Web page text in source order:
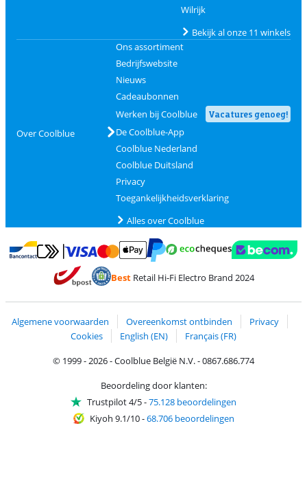
Wilrijk
Bekijk al onze 11 winkels
Over Coolblue
Ons assortiment
Bedrijfswebsite
Nieuws
Cadeaubonnen
Werken bij Coolblue
Vacatures genoeg!
De Coolblue-App
Coolblue Nederland
Coolblue Duitsland
Privacy
Toegankelijkheidsverklaring
Alles over Coolblue
Betalen met Bancontact
Betalen met MasterCard en Visa via ClickToPay
Betalen met PayPal
BestRetail Hi-Fi Electro Brand 2024
Algemene voorwaarden Overeenkomst ontbinden
Privacy
Cookies
English (EN)
Français (FR)
© 1999 - 2026 - Coolblue België N.V. - 0867.686.774
Beoordeling door klanten:
Trustpilot 4/5-75.128 beoordelingen
Kiyoh 9.1/10-68.706 beoordelingen